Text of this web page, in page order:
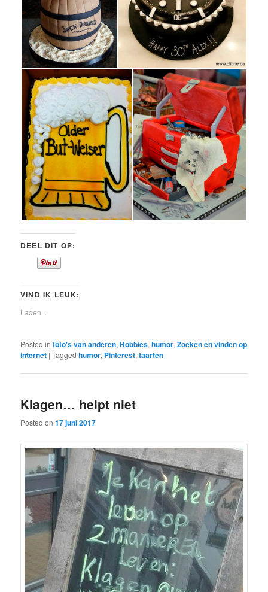
DEEL DIT OP:
VIND IK LEUK:
Laden...
Posted in foto's van anderen,Hobbies,humor,Zoeken en vinden op
internet |Tagged humor, Pinterest,taarten
Klagen… helpt niet
Posted on17 juni 2017